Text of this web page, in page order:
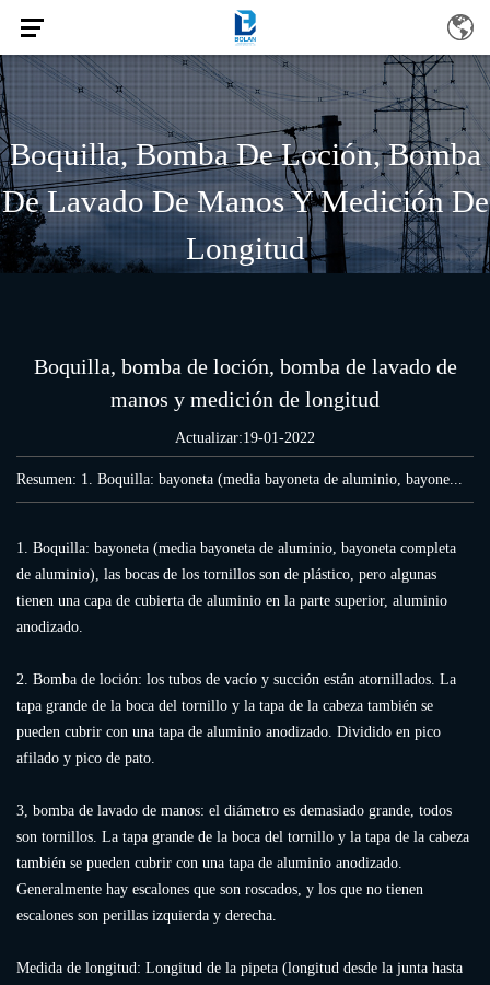
Boquilla, Bomba De Loción, Bomba
De Lavado De Manos Y Medición De
Longitud
Boquilla, bomba de loción, bomba de lavado de
manos y medición de longitud
Actualizar:19-01-2022
Resumen: 1. Boquilla: bayoneta (media bayoneta de aluminio, bayone...
1. Boquilla: bayoneta (media bayoneta de aluminio, bayoneta completa
de aluminio), las bocas de los tornillos son de plástico, pero algunas
tienen una capa de cubierta de aluminio en la parte superior, aluminio
anodizado.
2. Bomba de loción: los tubos de vacío y succión están atornillados. La
tapa grande de la boca del tornillo y la tapa de la cabeza también se
pueden cubrir con una tapa de aluminio anodizado. Dividido en pico
afilado y pico de pato.
3, bomba de lavado de manos: el diámetro es demasiado grande, todos
son tornillos. La tapa grande de la boca del tornillo y la tapa de la cabeza
también se pueden cubrir con una tapa de aluminio anodizado.
Generalmente hay escalones que son roscados, y los que no tienen
escalones son perillas izquierda y derecha.
Medida de longitud: Longitud de la pipeta (longitud desde la junta hasta